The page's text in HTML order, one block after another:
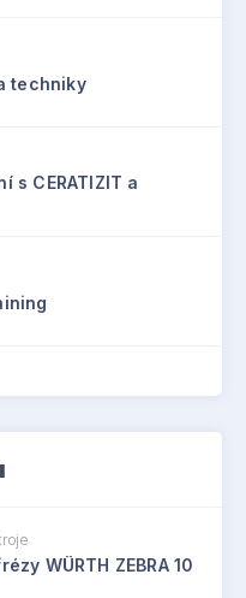
techniky
s CERATIZIT a
WÜRTH ZEBRA 10